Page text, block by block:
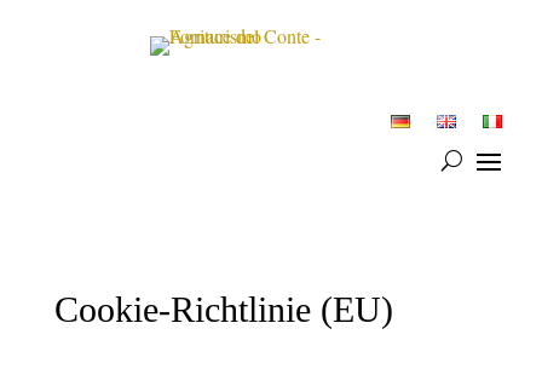
Cookie-Richtlinie (EU)